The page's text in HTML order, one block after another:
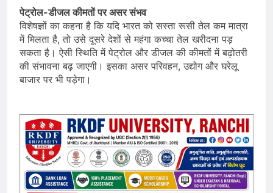
पेट्रोल-डीजल कीमतों पर असर संभव
विशेषज्ञों का कहना है कि यदि भारत को सस्ता रूसी तेल कम मात्रा
में मिलता है, तो उसे दूसरे देशों से महंगा कच्चा तेल खरीदना पड़
सकता है। ऐसी स्थिति में पेट्रोल और डीजल की कीमतों में बढ़ोतरी
की संभावना बढ़ जाएगी। इसका असर परिवहन, उद्योग और घरेलू
बाजार पर भी पड़ेगा।